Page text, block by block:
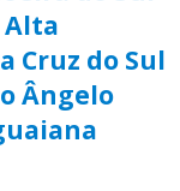
Alta
Cruz do Sul
Ângelo